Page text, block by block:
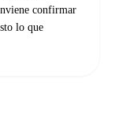
confirmar
lo que